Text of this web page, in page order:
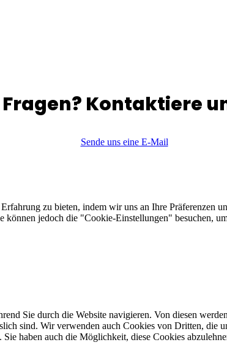
Kontaktiere
Sende uns eine E-Mail
zu bieten, indem wir uns an Ihre
jedoch die "Cookie-Einstellungen" besuchen,
Sie durch die Website navigieren. Von diesen
sind. Wir verwenden auch Cookies von Dritten, die
haben auch die Möglichkeit, diese Cookies